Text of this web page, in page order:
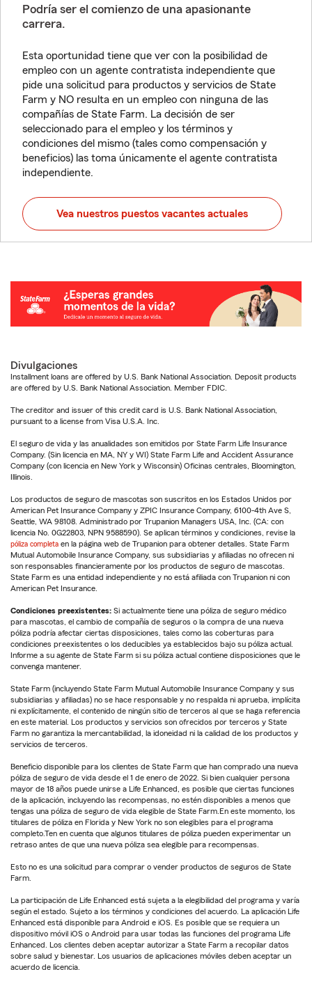
Podría ser el comienzo de una apasionante
carrera.
Esta oportunidad tiene que ver con la posibilidad de
empleo con un agente contratista independiente que
pide una solicitud para productos y servicios de State
Farm y NO resulta en un empleo con ninguna de las
compañías de State Farm. La decisión de ser
seleccionado para el empleo y los términos y
condiciones del mismo (tales como compensación y
beneficios) las toma únicamente el agente contratista
independiente.
Vea nuestros puestos vacantes actuales
Divulgaciones
Installment loans are offered by U.S. Bank National Association. Deposit products
are offered by U.S. Bank National Association. Member FDIC.
The creditor and issuer of this credit card is U.S. Bank National Association,
pursuant to a license from Visa U.S.A. Inc.
El seguro de vida y las anualidades son emitidos por State Farm Life Insurance
Company. (Sin licencia en MA, NY y WI) State Farm Life and Accident Assurance
Company (con licencia en New York y Wisconsin) Oficinas centrales, Bloomington,
Illinois.
Los productos de seguro de mascotas son suscritos en los Estados Unidos por
American Pet Insurance Company y ZPIC Insurance Company, 6100-4th Ave S,
Seattle, WA 98108. Administrado por Trupanion Managers USA, Inc. (CA: con
licencia No. 0G22803, NPN 9588590). Se aplican términos y condiciones, revise la
póliza completa en la página web de Trupanion para obtener detalles. State Farm
Mutual Automobile Insurance Company, sus subsidiarias y afiliadas no ofrecen ni
son responsables financieramente por los productos de seguro de mascotas.
State Farm es una entidad independiente y no está afiliada con Trupanion ni con
American Pet Insurance.
Condiciones preexistentes: Si actualmente tiene una póliza de seguro médico
para mascotas, el cambio de compañía de seguros o la compra de una nueva
póliza podría afectar ciertas disposiciones, tales como las coberturas para
condiciones preexistentes o los deducibles ya establecidos bajo su póliza actual.
Informe a su agente de State Farm si su póliza actual contiene disposiciones que le
convenga mantener.
State Farm (incluyendo State Farm Mutual Automobile Insurance Company y sus
subsidiarias y afiliadas) no se hace responsable y no respalda ni aprueba, implícita
ni explícitamente, el contenido de ningún sitio de terceros al que se haga referencia
en este material. Los productos y servicios son ofrecidos por terceros y State
Farm no garantiza la mercantabilidad, la idoneidad ni la calidad de los productos y
servicios de terceros.
Beneficio disponible para los clientes de State Farm que han comprado una nueva
póliza de seguro de vida desde el 1 de enero de 2022. Si bien cualquier persona
mayor de 18 años puede unirse a Life Enhanced, es posible que ciertas funciones
de la aplicación, incluyendo las recompensas, no estén disponibles a menos que
tengas una póliza de seguro de vida elegible de State Farm.En este momento, los
titulares de póliza en Florida y New York no son elegibles para el programa
completo.Ten en cuenta que algunos titulares de póliza pueden experimentar un
retraso antes de que una nueva póliza sea elegible para recompensas.
Esto no es una solicitud para comprar o vender productos de seguros de State
Farm.
La participación de Life Enhanced está sujeta a la elegibilidad del programa y varía
según el estado. Sujeto a los términos y condiciones del acuerdo. La aplicación Life
Enhanced está disponible para Android e iOS. Es posible que se requiera un
dispositivo móvil iOS o Android para usar todas las funciones del programa Life
Enhanced. Los clientes deben aceptar autorizar a State Farm a recopilar datos
sobre salud y bienestar. Los usuarios de aplicaciones móviles deben aceptar un
acuerdo de licencia.